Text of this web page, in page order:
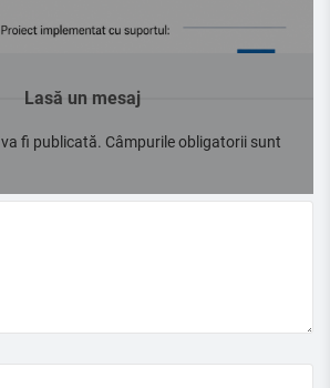
Lasă un mesaj
fi publicată. Câmpurile obligatorii sunt